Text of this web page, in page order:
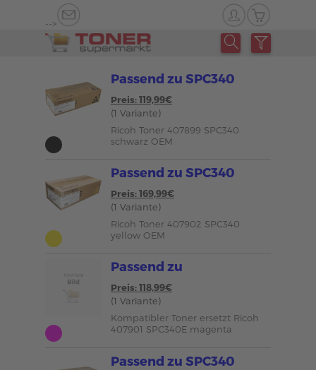
-->
Passend zu SPC340
Preis: 119,99€
(1 Variante)
Ricoh Toner 407899 SPC340
schwarz OEM
Passend zu SPC340
Preis: 169,99€
(1 Variante)
Ricoh Toner 407902 SPC340
yellow OEM
Passend zu
Preis: 118,99€
(1 Variante)
Kompatibler Toner ersetzt Ricoh
407901 SPC340E magenta
Passend zu SPC340